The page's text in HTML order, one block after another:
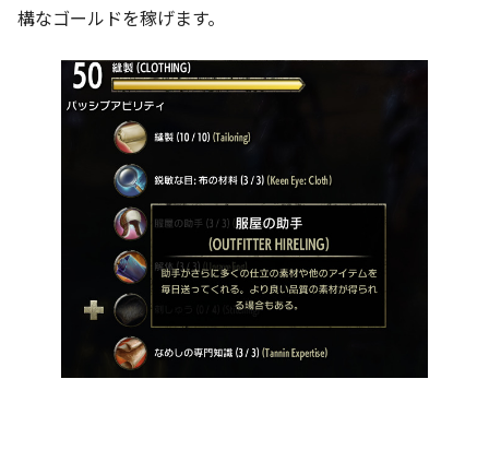
構なゴールドを稼げます。